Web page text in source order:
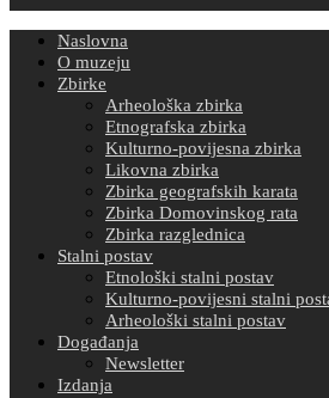
Naslovna
O muzeju
Zbirke
Arheološka zbirka
Etnografska zbirka
Kulturno-povijesna zbirka
Likovna zbirka
Zbirka geografskih karata
Zbirka Domovinskog rata
Zbirka razglednica
Stalni postav
Etnološki stalni postav
Kulturno-povijesni stalni
Arheološki stalni postav
Događanja
Newsletter
Izdanja